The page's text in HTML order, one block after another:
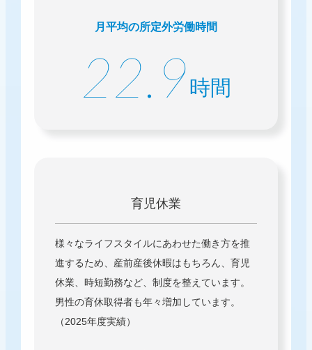
月平均の所定外労働時間
22.9時間
育児休業
様々なライフスタイルにあわせた働き方を推
進するため、産前産後休暇はもちろん、育児
休業、時短勤務など、制度を整えています。
男性の育休取得者も年々増加しています。
（2025年度実績）